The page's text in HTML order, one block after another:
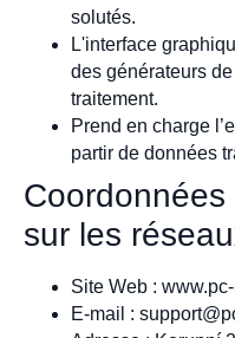
solutés.
L'interface
des générateurs
traitement.
Prend en charge
partir de données
sur les
Site Web :
E-mail :